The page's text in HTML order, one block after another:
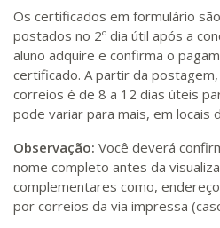
Os certificados em formulário
postados no 2º dia útil após a
aluno adquire e confirma o
certificado. A partir da
correios é de 8 a 12 dias úteis
pode variar para mais, em locais
Observação: Você deverá
nome completo antes da
complementares como,
por correios da via impressa